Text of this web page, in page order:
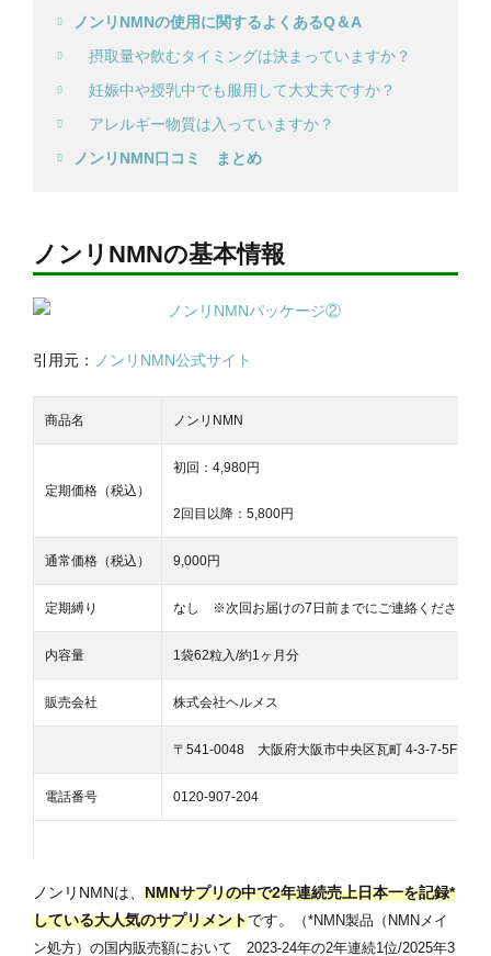
ノンリNMNの使用に関するよくあるQ＆A
摂取量や飲むタイミングは決まっていますか？
妊娠中や授乳中でも服用して大丈夫ですか？
アレルギー物質は入っていますか？
ノンリNMN口コミ まとめ
ノンリNMNの基本情報
引用元： ノンリNMN公式サイト
商品名 ノンリNMN
定期価格（税込）
初回：4,980円
2回目以降：5,800円
通常価格（税込） 9,000円
定期縛り なし ※次回お届けの7日前までにご連絡ください
内容量 1袋62粒入/約1ヶ月分
販売会社 株式会社ヘルメス
〒541-0048 大阪府大阪市中央区瓦町 4-3-7-5F
電話番号 0120-907-204
ノンリNMNは、 NMNサプリの中で2年連続売上日本一を記録*
している大人気のサプリメントです。 （*NMN製品（NMNメイ
ン処方）の国内販売額において 2023-24年の2年連続1位/2025年3